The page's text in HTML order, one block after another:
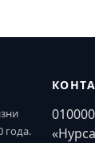
года.